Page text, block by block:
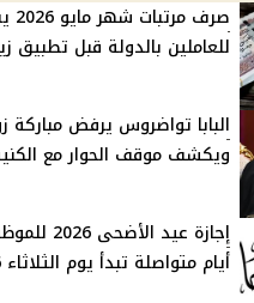
للعاملين بالدولة قبل تطبيق
البابا تواضروس يرفض مباركة
ويكشف موقف الحوار مع
أيام متواصلة تبدأ يوم الثلاثاء 26 مايو رسميًا